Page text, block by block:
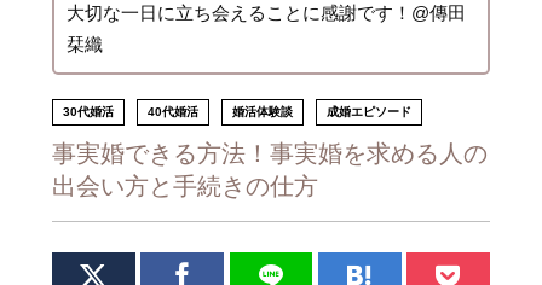
大切な一日に立ち会えることに感謝です！@傳田
栞織
30代婚活 40代婚活 婚活体験談 成婚エピソード
事実婚できる方法！事実婚を求める人の
出会い方と手続きの仕方